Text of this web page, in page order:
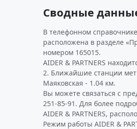
Сводные данные
В телефонном
расположена в разделе
номером 165015.
AIDER & PARTNERS
2. Ближайшие станции
Маяковская - 1.04 км.
Вы можете связаться с
251-85-91. Для более
AIDER & PARTNERS,
Режим работы AIDER &